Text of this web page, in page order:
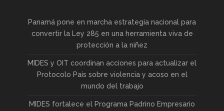
Panamá pone en marcha estrategia nacional para
convertir la Ley 285 en una herramienta viva de
protección a la niñez
MIDES y OIT coordinan acciones para actualizar el
Protocolo País sobre violencia y acoso en el
mundo del trabajo
MIDES fortalece el Programa Padrino Empresario